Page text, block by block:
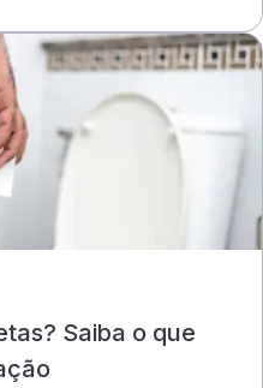
Saiba o que